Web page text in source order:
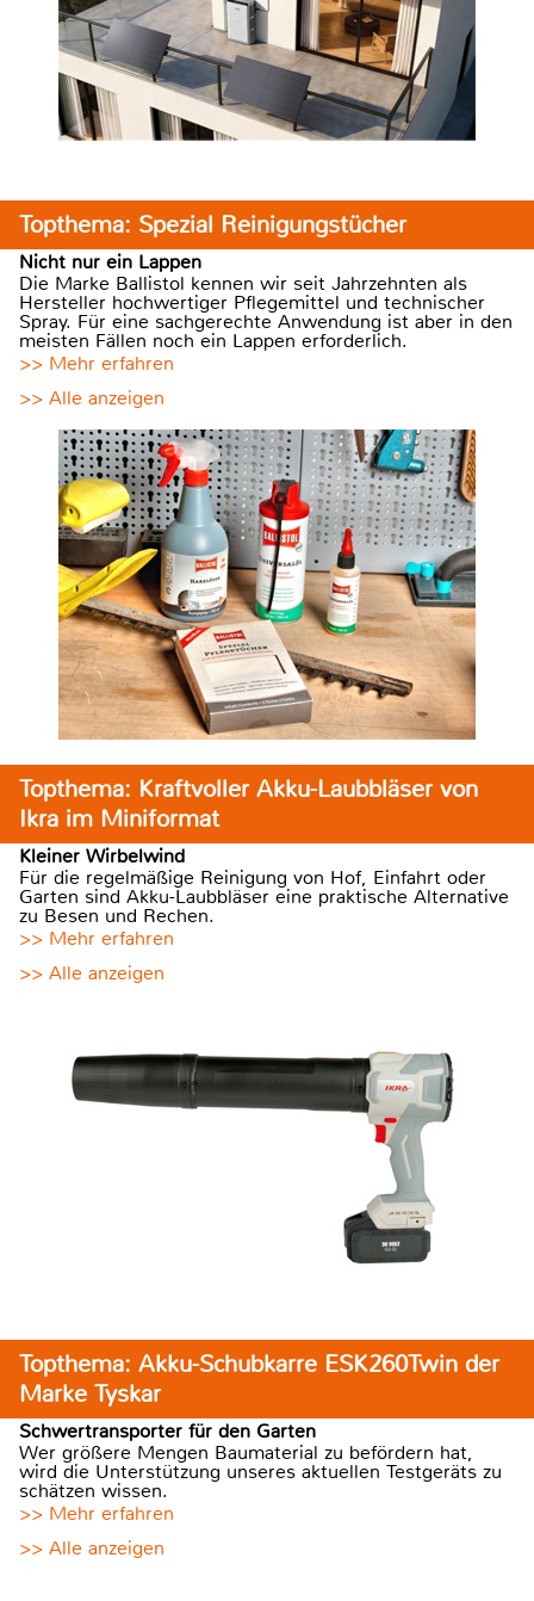
Topthema: Spezial Reinigungstücher
Nicht nur ein Lappen
Die Marke Ballistol kennen wir seit Jahrzehnten als
Hersteller hochwertiger Pflegemittel und technischer
Spray. Für eine sachgerechte Anwendung ist aber in den
meisten Fällen noch ein Lappen erforderlich.
>> Mehr erfahren
>> Alle anzeigen
Topthema: Kraftvoller Akku-Laubbläser von
Ikra im Miniformat
Kleiner Wirbelwind
Für die regelmäßige Reinigung von Hof, Einfahrt oder
Garten sind Akku-Laubbläser eine praktische Alternative
zu Besen und Rechen.
>> Mehr erfahren
>> Alle anzeigen
Topthema: Akku-Schubkarre ESK260Twin der
Marke Tyskar
Schwertransporter für den Garten
Wer größere Mengen Baumaterial zu befördern hat,
wird die Unterstützung unseres aktuellen Testgeräts zu
schätzen wissen.
>> Mehr erfahren
>> Alle anzeigen